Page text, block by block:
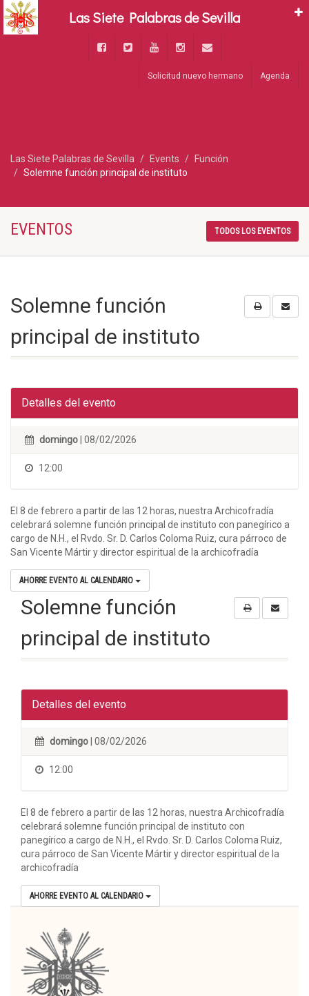
Solicitud nuevo hermano Agenda
Las Siete Palabras de Sevilla Events
Función
Solemne función principal de instituto
EVENTOS TODOS LOS EVENTOS
Solemne función
principal de instituto
Detalles del evento
domingo | 08/02/2026
12:00
El 8 de febrero a partir de las 12 horas, nuestra Archicofradía
celebrará solemne función principal de instituto con panegírico a
cargo de N.H., el Rvdo. Sr. D. Carlos Coloma Ruiz, cura párroco de
San Vicente Mártir y director espiritual de la archicofradía
AHORRE EVENTO AL CALENDARIO
Solemne función
principal de instituto
Detalles del evento
domingo | 08/02/2026
12:00
El 8 de febrero a partir de las 12 horas, nuestra Archicofradía
celebrará solemne función principal de instituto con
panegírico a cargo de N.H., el Rvdo. Sr. D. Carlos Coloma Ruiz,
cura párroco de San Vicente Mártir y director espiritual de la
archicofradía
AHORRE EVENTO AL CALENDARIO
Las Siete Palabras de Sevilla